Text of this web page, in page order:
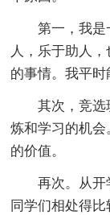
第一，我
人，乐于助人
的事情。我平时
其次，竞
炼和学习的机
的价值。
再次。从开
同学们相处得